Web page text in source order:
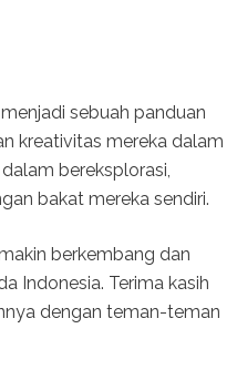
sebuah panduan
kreativitas mereka dalam
bereksplorasi,
bakat mereka sendiri.
berkembang dan
Indonesia. Terima kasih
dengan teman-teman